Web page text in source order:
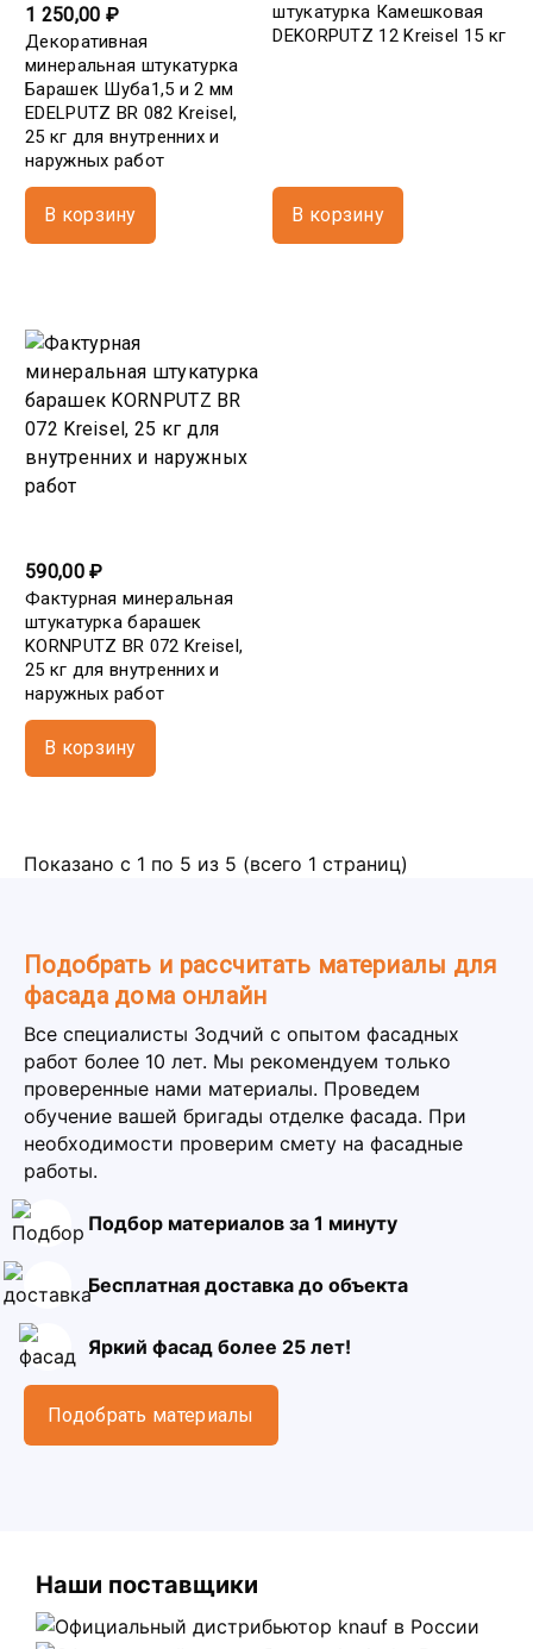
1 250,00 ₽
Декоративная
минеральная штукатурка
Барашек Шуба1,5 и 2 мм
EDELPUTZ BR 082 Kreisel,
25 кг для внутренних и
наружных работ
В корзину
штукатурка Камешковая
DEKORPUTZ 12 Kreisel 15 кг
В корзину
590,00 ₽
Фактурная минеральная
штукатурка барашек
KORNPUTZ BR 072 Kreisel,
25 кг для внутренних и
наружных работ
В корзину
Показано с 1 по 5 из 5 (всего 1 страниц)
Подобрать и рассчитать материалы для
фасада дома онлайн
Все специалисты Зодчий с опытом фасадных
работ более 10 лет. Мы рекомендуем только
проверенные нами материалы. Проведем
обучение вашей бригады отделке фасада. При
необходимости проверим смету на фасадные
работы.
Подбор материалов за 1 минуту
Бесплатная доставка до объекта
Яркий фасад более 25 лет!
Подобрать материалы
Наши поставщики